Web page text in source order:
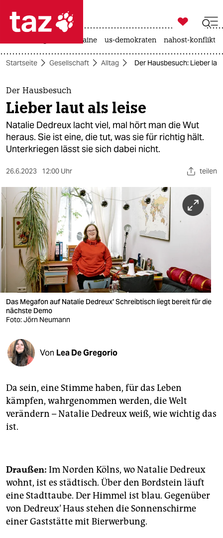
 taz zahl ich
taz zahl ich
themen
politik
öko
gesellschaft
sport
berlin
nord
wahrheit
verlag
verlag
shop
fragen & hilfe
unterstützen
abo
genossenschaft

taz zahl ich
krieg in der ukraine us-demokraten nahost-konflikt
Startseite Gesellschaft Alltag Der Hausbesuch: Lieber
Der Hausbesuch
Lieber laut als leise
Natalie Dedreux lacht viel, mal hört man die Wut
heraus. Sie ist eine, die tut, was sie für richtig hält.
Unterkriegen lässt sie sich dabei nicht.
26.6.2023 12:00 Uhr teilen
Das Megafon auf Natalie Dedreux' Schreibtisch liegt bereit für die
nächste Demo
Foto: Jörn Neumann
Von Lea De Gregorio
Da sein, eine Stimme haben, für das Leben
kämpfen, wahrgenommen werden, die Welt
verändern – Natalie Dedreux weiß, wie wichtig das
ist.
Draußen: Im Norden Kölns, wo Natalie Dedreux
wohnt, ist es städtisch. Über den Bordstein läuft
eine Stadttaube. Der Himmel ist blau. Gegenüber
von Dedreux’ Haus stehen die Sonnenschirme
einer Gaststätte mit Bierwerbung.